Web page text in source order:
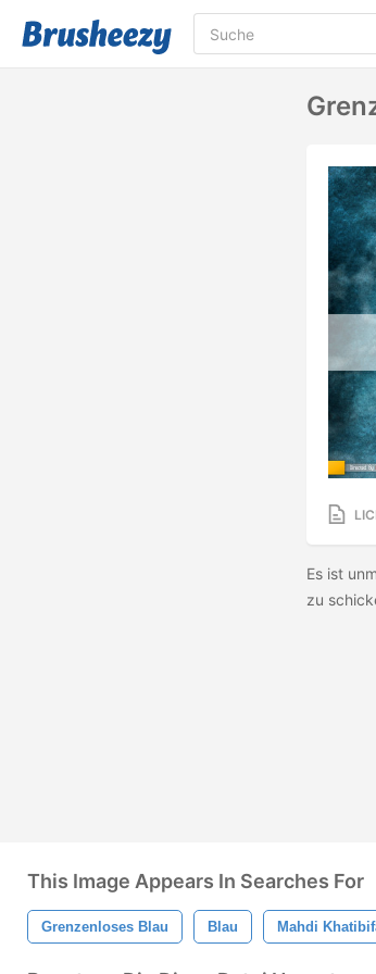
Es ist
zu
This Image Appears In Searches For
Grenzenloses Blau Blau Mahdi